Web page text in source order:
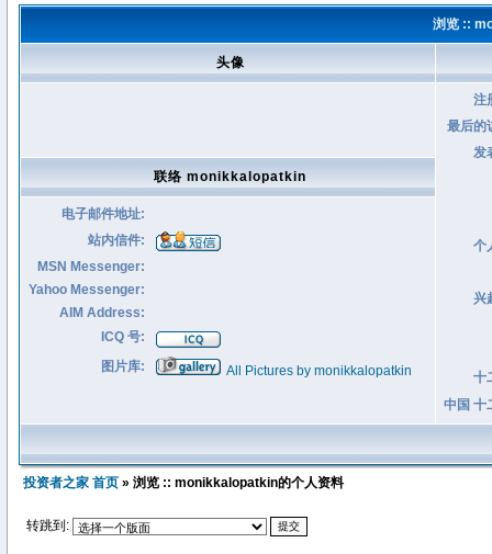
浏览 ::
头像
注
最后的
发
个
兴
十
中国 十
联络 monikkalopatkin
电子邮件地址:
站内信件:
MSN Messenger:
Yahoo Messenger:
AIM Address:
ICQ 号:
图片库:
All Pictures by monikkalopatkin
投资者之家 首页 » 浏览 :: monikkalopatkin的个人资料
转跳到: